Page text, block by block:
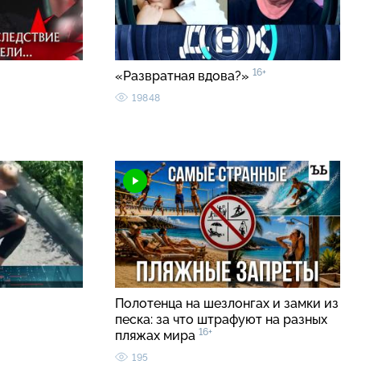
«Развратная вдова?» 16+
19848
Полотенца на шезлонгах и замки из
песка: за что штрафуют на разных
пляжах мира 16+
195